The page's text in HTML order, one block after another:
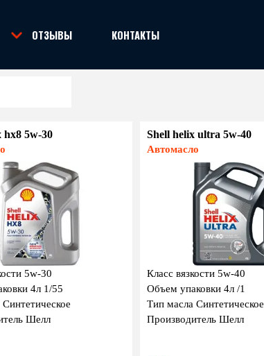
▼
ОТЗЫВЫ КОНТАКТЫ
hx8 5w-30
5w-30
4л 1/55
Шелл
Shell helix ultra 5w-40
Автомасло
Класс вязкости 5w-40
Объем упаковки 4л /1
Тип масла Синтетическое
Производитель Шелл